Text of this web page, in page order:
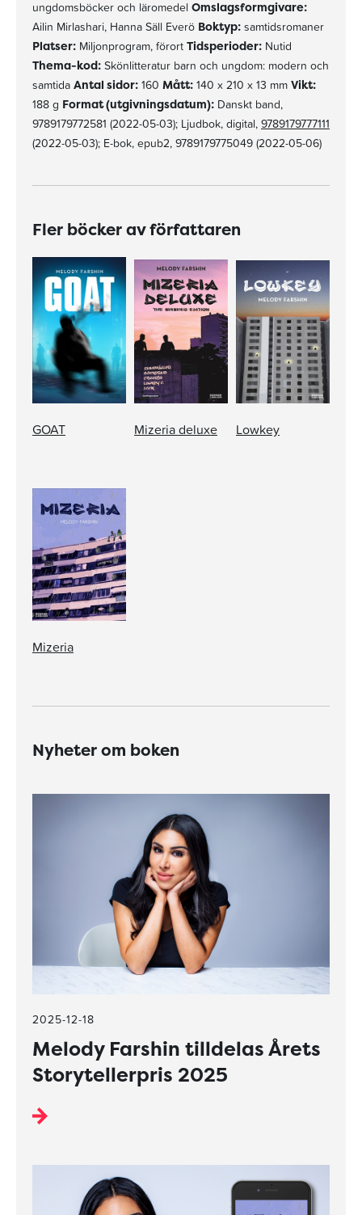
ungdomsböcker och läromedel Omslagsformgivare:
Ailin Mirlashari, Hanna Säll Everö Boktyp: samtidsromaner
Platser: Miljonprogram, förort Tidsperioder: Nutid
Thema-kod: Skönlitteratur barn och ungdom: modern och
samtida Antal sidor: 160 Mått: 140 x 210 x 13 mm Vikt:
188 g Format (utgivningsdatum): Danskt band,
9789179772581 (2022-05-03); Ljudbok, digital, 9789179777111
(2022-05-03); E-bok, epub2, 9789179775049 (2022-05-06)
Fler böcker av författaren
GOAT Mizeria deluxe Lowkey
Mizeria
Nyheter om boken
2025-12-18
Melody Farshin tilldelas Årets
Storytellerpris 2025